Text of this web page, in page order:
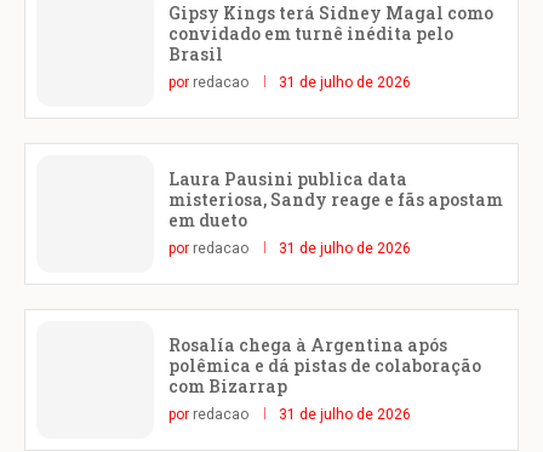
Gipsy Kings terá Sidney Magal como
convidado em turnê inédita pelo
Brasil
por redacao 31 de julho de 2026
Laura Pausini publica data
misteriosa, Sandy reage e fãs apostam
em dueto
por redacao 31 de julho de 2026
Rosalía chega à Argentina após
polêmica e dá pistas de colaboração
com Bizarrap
por redacao 31 de julho de 2026